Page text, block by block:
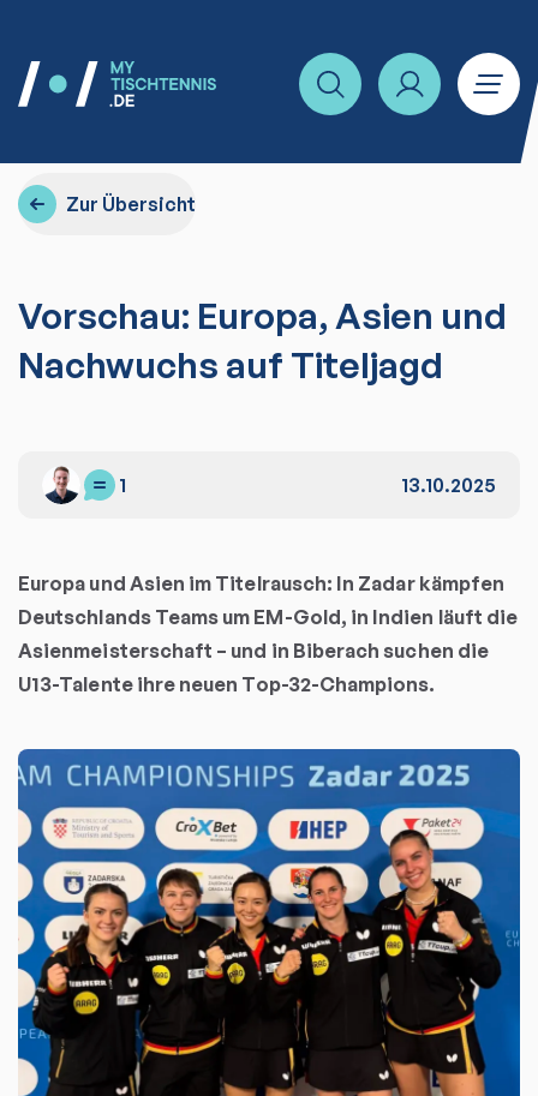
Zur Übersicht
Vorschau: Europa, Asien und
Nachwuchs auf Titeljagd
1 13.10.2025
Europa und Asien im Titelrausch: In Zadar kämpfen
Deutschlands Teams um EM-Gold, in Indien läuft die
Asienmeisterschaft – und in Biberach suchen die
U13-Talente ihre neuen Top-32-Champions.